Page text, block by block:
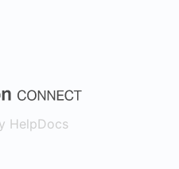
(opens in a
HelpDocs